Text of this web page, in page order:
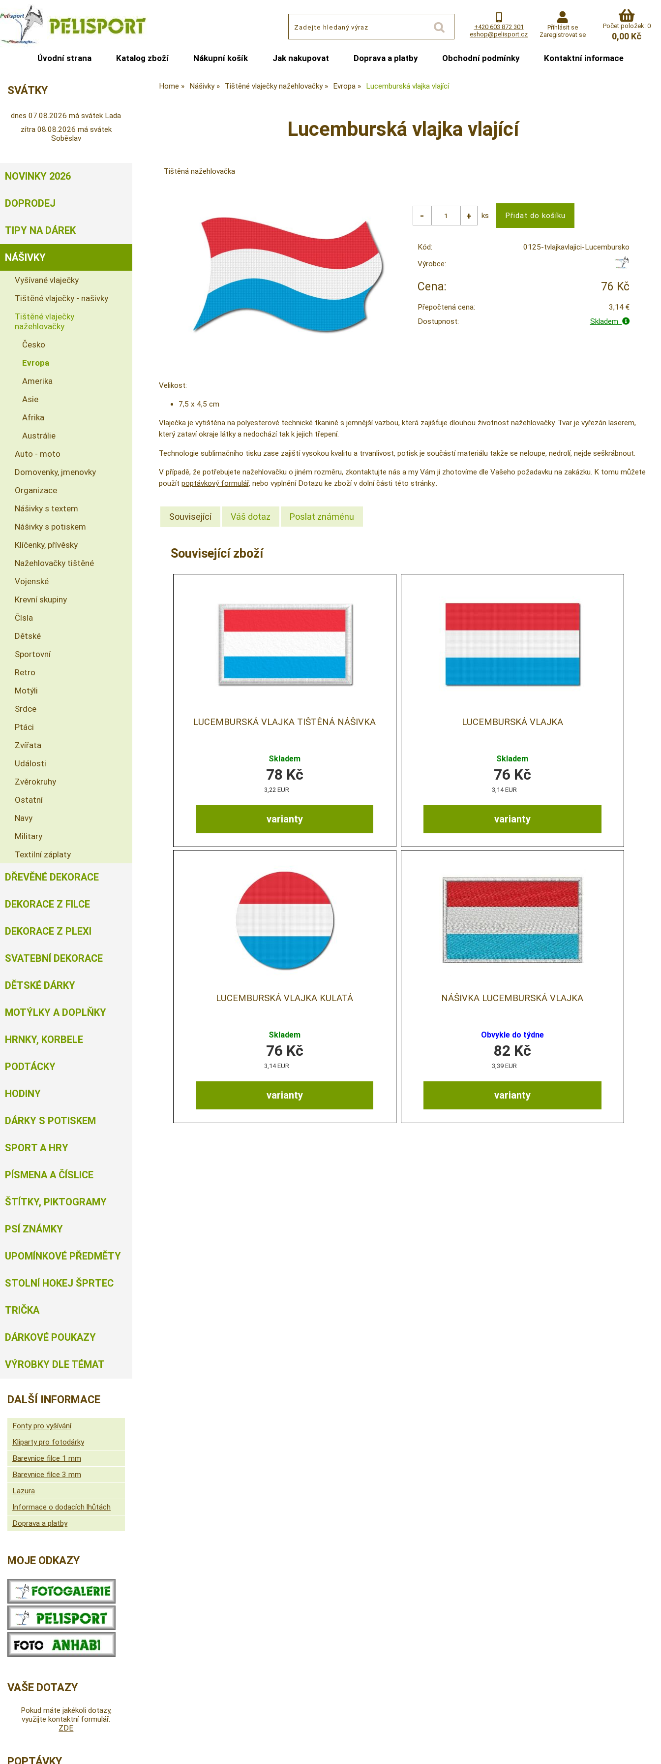
+420 603 872 301
eshop@pelisport.cz
Přihlásit se
Zaregistrovat se
Počet položek: 0
0,00 Kč
Úvodní strana Katalog zboží Nákupní košík Jak nakupovat Doprava a platby Obchodní podmínky Kontaktní informace
Home Nášivky Tištěné vlaječky nažehlovačky Evropa Lucemburská vlajka vlající
Lucemburská vlajka vlající
Tištěná nažehlovačka
ks
Kód:
0125-tvlajkavlajici-Lucembursko
Výrobce:
Cena: 76 Kč
Přepočtená cena:
3,14 €
Dostupnost:
Skladem
Velikost:
7,5 x 4,5 cm
Vlaječka je vytištěna na polyesterové technické tkanině s jemnější vazbou, která zajišťuje dlouhou životnost nažehlovačky. Tvar je vyřezán laserem,
který zataví okraje látky a nedochází tak k jejich třepení.
Technologie sublimačního tisku zase zajiští vysokou kvalitu a trvanlivost, potisk je součástí materiálu takže se neloupe, nedrolí, nejde seškrábnout.
V případě, že potřebujete nažehlovačku o jiném rozměru, zkontaktujte nás a my Vám ji zhotovíme dle Vašeho požadavku na zakázku. K tomu můžete
použít poptávkový formulář, nebo vyplnění Dotazu ke zboží v dolní části této stránky..
Související Váš dotaz Poslat známénu
Související zboží
LUCEMBURSKÁ VLAJKA TIŠTĚNÁ NÁŠIVKA
Skladem
varianty
78 Kč
3,22 EUR
LUCEMBURSKÁ VLAJKA
Skladem
varianty
76 Kč
3,14 EUR
LUCEMBURSKÁ VLAJKA KULATÁ
Skladem
varianty
76 Kč
3,14 EUR
NÁŠIVKA LUCEMBURSKÁ VLAJKA
Obvykle do týdne
varianty
82 Kč
3,39 EUR
SVÁTKY
dnes 07.08.2026 má svátek Lada
zítra 08.08.2026 má svátek
Soběslav
NOVINKY 2026
DOPRODEJ
TIPY NA DÁREK
NÁŠIVKY
Vyšívané vlaječky
Tištěné vlaječky - našivky
Tištěné vlaječky
nažehlovačky
Česko
Evropa
Amerika
Asie
Afrika
Austrálie
Auto - moto
Domovenky, jmenovky
Organizace
Nášivky s textem
Nášivky s potiskem
Klíčenky, přívěsky
Nažehlovačky tištěné
Vojenské
Krevní skupiny
Čísla
Dětské
Sportovní
Retro
Motýli
Srdce
Ptáci
Zvířata
Události
Zvěrokruhy
Ostatní
Navy
Military
Textilní záplaty
DŘEVĚNÉ DEKORACE
DEKORACE Z FILCE
DEKORACE Z PLEXI
SVATEBNÍ DEKORACE
DĚTSKÉ DÁRKY
MOTÝLKY A DOPLŇKY
HRNKY, KORBELE
PODTÁCKY
HODINY
DÁRKY S POTISKEM
SPORT A HRY
PÍSMENA A ČÍSLICE
ŠTÍTKY, PIKTOGRAMY
PSÍ ZNÁMKY
UPOMÍNKOVÉ PŘEDMĚTY
STOLNÍ HOKEJ ŠPRTEC
TRIČKA
DÁRKOVÉ POUKAZY
VÝROBKY DLE TÉMAT
DALŠÍ INFORMACE
Fonty pro vyšívání
Kliparty pro fotodárky
Barevnice filce 1 mm
Barevnice filce 3 mm
Lazura
Informace o dodacích lhůtách
Doprava a platby
MOJE ODKAZY
VAŠE DOTAZY
Pokud máte jakékoli dotazy,
využijte kontaktní formulář.
ZDE
POPTÁVKY